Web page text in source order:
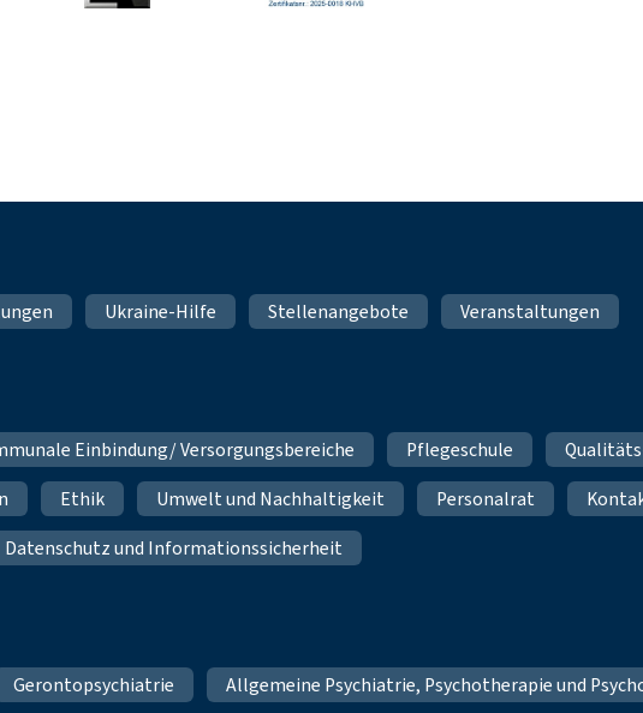
Ukraine-Hilfe Stellenangebote Veranstaltungen
Einbindung/ Versorgungsbereiche Pflegeschule
Ethik Umwelt und Nachhaltigkeit Personalrat
Datenschutz und Informationssicherheit
Gerontopsychiatrie
Allgemeine Psychiatrie, Psychotherapie und